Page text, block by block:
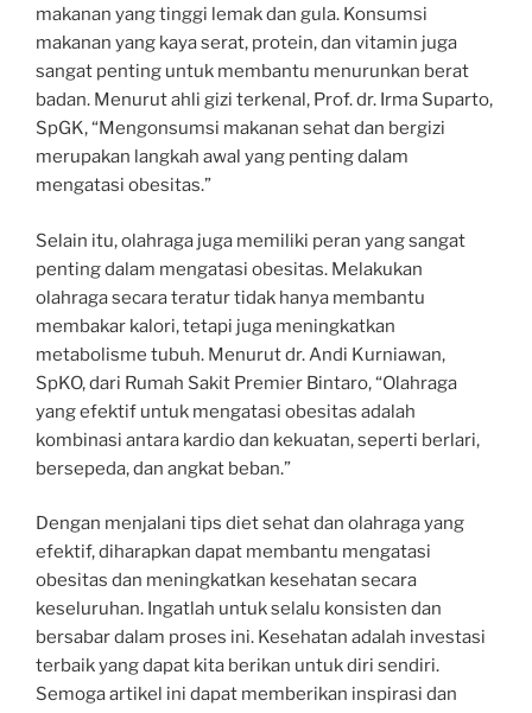
makanan yang tinggi lemak dan gula. Konsumsi
makanan yang kaya serat, protein, dan vitamin juga
sangat penting untuk membantu menurunkan berat
badan. Menurut ahli gizi terkenal, Prof. dr. Irma Suparto,
SpGK, “Mengonsumsi makanan sehat dan bergizi
merupakan langkah awal yang penting dalam
mengatasi obesitas.”
Selain itu, olahraga juga memiliki peran yang sangat
penting dalam mengatasi obesitas. Melakukan
olahraga secara teratur tidak hanya membantu
membakar kalori, tetapi juga meningkatkan
metabolisme tubuh. Menurut dr. Andi Kurniawan,
SpKO, dari Rumah Sakit Premier Bintaro, “Olahraga
yang efektif untuk mengatasi obesitas adalah
kombinasi antara kardio dan kekuatan, seperti berlari,
bersepeda, dan angkat beban.”
Dengan menjalani tips diet sehat dan olahraga yang
efektif, diharapkan dapat membantu mengatasi
obesitas dan meningkatkan kesehatan secara
keseluruhan. Ingatlah untuk selalu konsisten dan
bersabar dalam proses ini. Kesehatan adalah investasi
terbaik yang dapat kita berikan untuk diri sendiri.
Semoga artikel ini dapat memberikan inspirasi dan